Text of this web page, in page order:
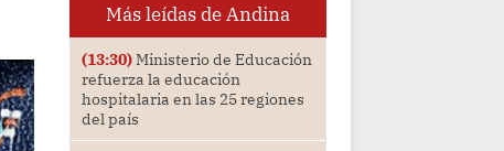
Más leídas de Andina
(13:30)Ministerio de Educación
refuerza la educación
hospitalaria en las 25 regiones
del país